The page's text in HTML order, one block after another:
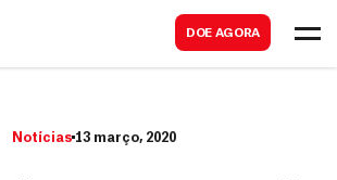
DOE AGORA
Notícias 13 março, 2020
a